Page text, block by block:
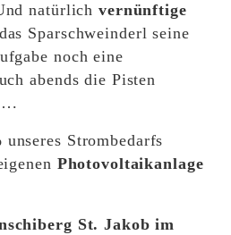
natürlichvernünftige
Sparschweinderl seine
noch eine
abends die Pisten
Strombedarfs
Photovoltaikanlage
St. Jakob im